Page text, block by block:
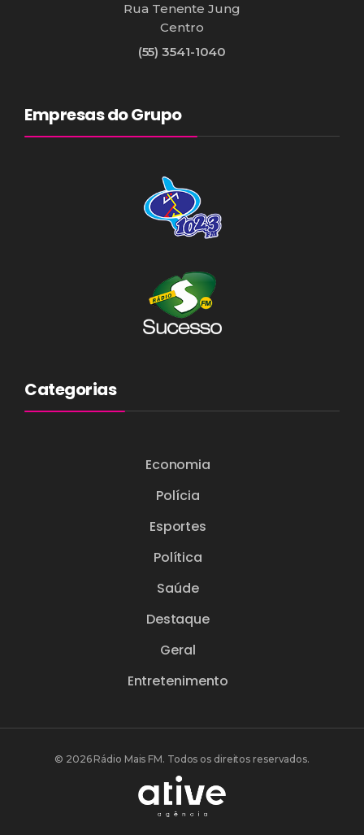
Rua Tenente Jung
Centro
(55) 3541-1040
Empresas do Grupo
Categorias
Economia
Polícia
Esportes
Política
Saúde
Destaque
Geral
Entretenimento
© 2026 Rádio Mais FM. Todos os direitos reservados.